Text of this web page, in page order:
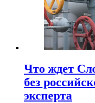
Что ждет
без
эксперта